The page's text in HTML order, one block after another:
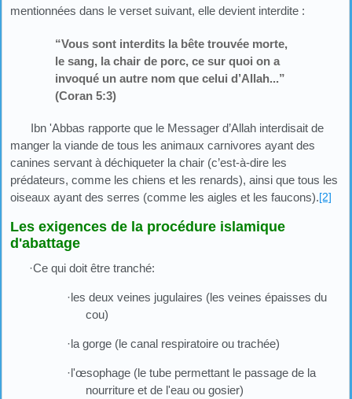
mentionnées dans le verset suivant, elle devient interdite :
“Vous sont interdits la bête trouvée morte,
le sang, la chair de porc, ce sur quoi on a
invoqué un autre nom que celui d’Allah...”
(Coran 5:3)
Ibn 'Abbas rapporte que le Messager d’Allah interdisait de
manger la viande de tous les animaux carnivores ayant des
canines servant à déchiqueter la chair (c’est-à-dire les
prédateurs, comme les chiens et les renards), ainsi que tous les
oiseaux ayant des serres (comme les aigles et les faucons).[2]
Les exigences de la procédure islamique
d'abattage
·Ce qui doit être tranché:
·les deux veines jugulaires (les veines épaisses du
cou)
·la gorge (le canal respiratoire ou trachée)
·l'œsophage (le tube permettant le passage de la
nourriture et de l'eau ou gosier)